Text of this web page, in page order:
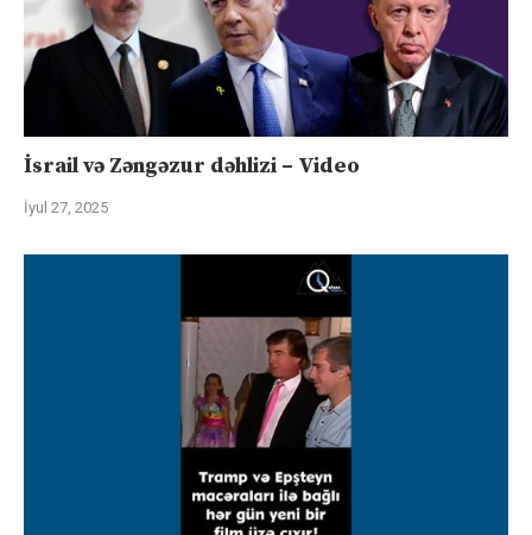
İsrail və Zəngəzur dəhlizi – Video
İyul 27, 2025